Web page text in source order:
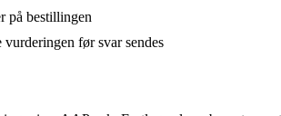
på bestillingen
før svar sendes